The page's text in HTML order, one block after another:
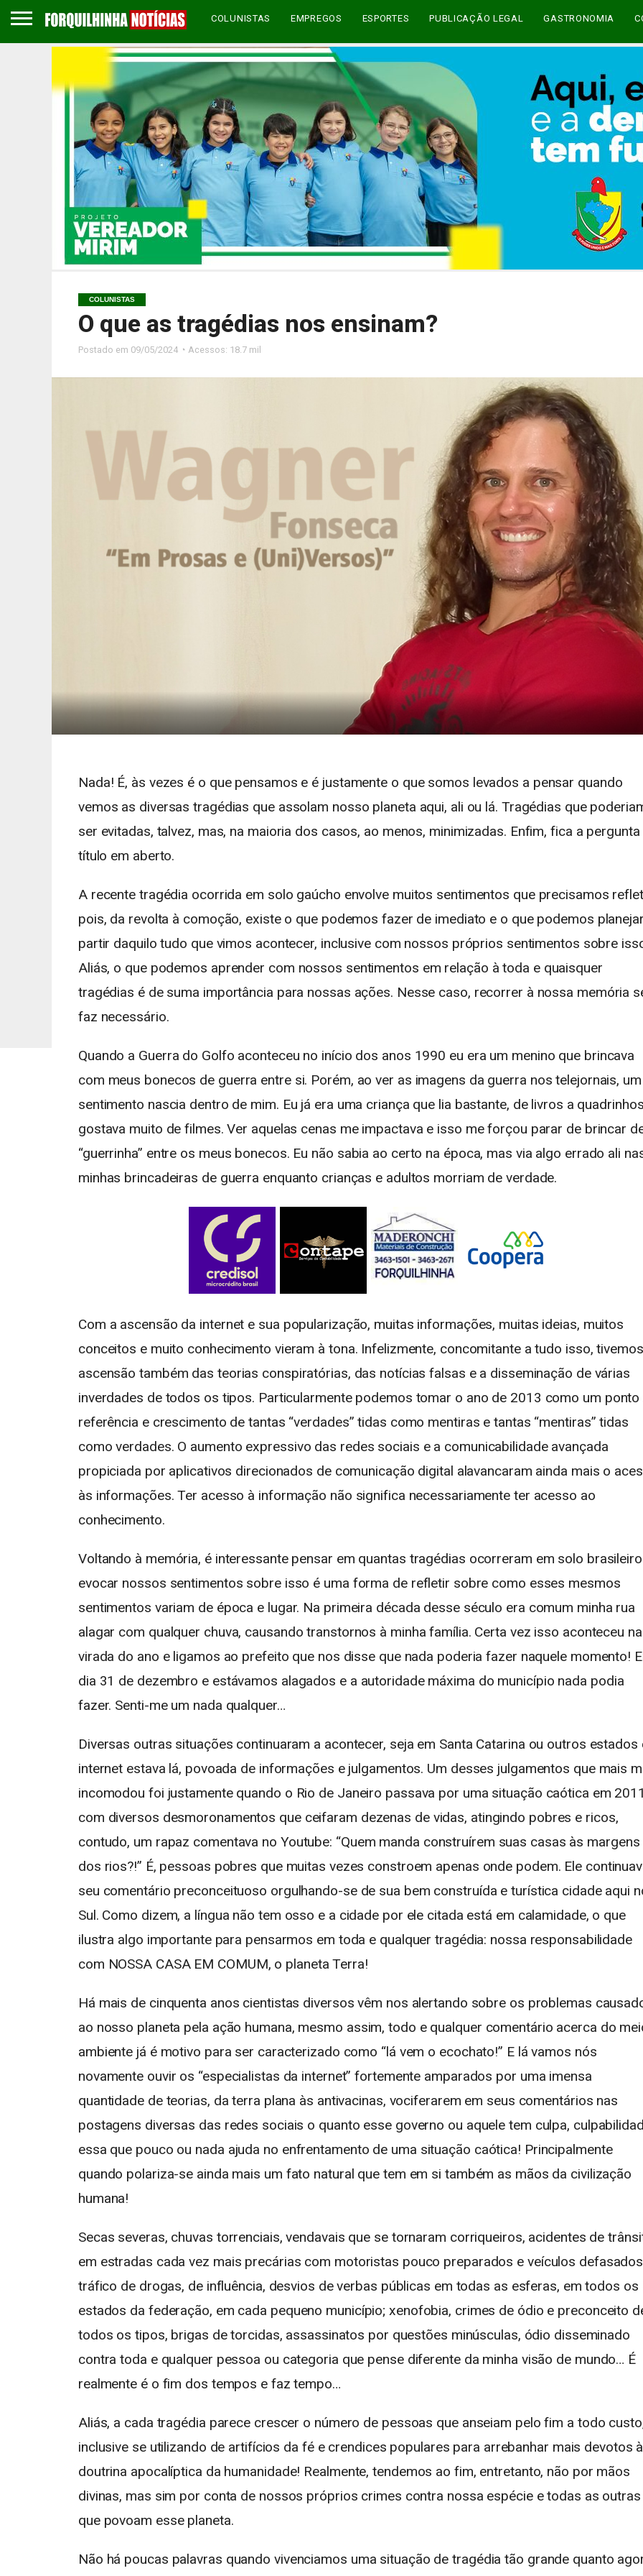
COLUNISTAS EMPREGOS ESPORTES PUBLICAÇÃO LEGAL GASTRONOMIA
COLUNISTAS
O que as tragédias nos ensinam?
Postado em 09/05/2024 ◔ Acessos: 18.7 mil
Nada! É, às vezes é o que pensamos e é justamente o que somos levados a pensar quando
vemos as diversas tragédias que assolam nosso planeta aqui, ali ou lá. Tragédias que
ser evitadas, talvez, mas, na maioria dos casos, ao menos, minimizadas. Enfim, fica a pergunta
título em aberto.
A recente tragédia ocorrida em solo gaúcho envolve muitos sentimentos que precisamos
pois, da revolta à comoção, existe o que podemos fazer de imediato e o que podemos
partir daquilo tudo que vimos acontecer, inclusive com nossos próprios sentimentos sobre
Aliás, o que podemos aprender com nossos sentimentos em relação à toda e quaisquer
tragédias é de suma importância para nossas ações. Nesse caso, recorrer à nossa memória
faz necessário.
Quando a Guerra do Golfo aconteceu no início dos anos 1990 eu era um menino que brincava
com meus bonecos de guerra entre si. Porém, ao ver as imagens da guerra nos telejornais, um
sentimento nascia dentro de mim. Eu já era uma criança que lia bastante, de livros a
gostava muito de filmes. Ver aquelas cenas me impactava e isso me forçou parar de brincar
“guerrinha” entre os meus bonecos. Eu não sabia ao certo na época, mas via algo errado ali
minhas brincadeiras de guerra enquanto crianças e adultos morriam de verdade.
Com a ascensão da internet e sua popularização, muitas informações, muitas ideias, muitos
conceitos e muito conhecimento vieram à tona. Infelizmente, concomitante a tudo isso,
ascensão também das teorias conspiratórias, das notícias falsas e a disseminação de várias
inverdades de todos os tipos. Particularmente podemos tomar o ano de 2013 como um ponto
referência e crescimento de tantas “verdades” tidas como mentiras e tantas “mentiras” tidas
como verdades. O aumento expressivo das redes sociais e a comunicabilidade avançada
propiciada por aplicativos direcionados de comunicação digital alavancaram ainda mais o
às informações. Ter acesso à informação não significa necessariamente ter acesso ao
conhecimento.
Voltando à memória, é interessante pensar em quantas tragédias ocorreram em solo
evocar nossos sentimentos sobre isso é uma forma de refletir sobre como esses mesmos
sentimentos variam de época e lugar. Na primeira década desse século era comum minha rua
alagar com qualquer chuva, causando transtornos à minha família. Certa vez isso aconteceu na
virada do ano e ligamos ao prefeito que nos disse que nada poderia fazer naquele momento!
dia 31 de dezembro e estávamos alagados e a autoridade máxima do município nada podia
fazer. Senti-me um nada qualquer…
Diversas outras situações continuaram a acontecer, seja em Santa Catarina ou outros estados
internet estava lá, povoada de informações e julgamentos. Um desses julgamentos que mais
incomodou foi justamente quando o Rio de Janeiro passava por uma situação caótica em 2011
com diversos desmoronamentos que ceifaram dezenas de vidas, atingindo pobres e ricos,
contudo, um rapaz comentava no Youtube: “Quem manda construírem suas casas às margens
dos rios?!” É, pessoas pobres que muitas vezes constroem apenas onde podem. Ele
seu comentário preconceituoso orgulhando-se de sua bem construída e turística cidade aqui
Sul. Como dizem, a língua não tem osso e a cidade por ele citada está em calamidade, o que
ilustra algo importante para pensarmos em toda e qualquer tragédia: nossa responsabilidade
com NOSSA CASA EM COMUM, o planeta Terra!
Há mais de cinquenta anos cientistas diversos vêm nos alertando sobre os problemas
ao nosso planeta pela ação humana, mesmo assim, todo e qualquer comentário acerca do
ambiente já é motivo para ser caracterizado como “lá vem o ecochato!” E lá vamos nós
novamente ouvir os “especialistas da internet” fortemente amparados por uma imensa
quantidade de teorias, da terra plana às antivacinas, vociferarem em seus comentários nas
postagens diversas das redes sociais o quanto esse governo ou aquele tem culpa,
essa que pouco ou nada ajuda no enfrentamento de uma situação caótica! Principalmente
quando polariza-se ainda mais um fato natural que tem em si também as mãos da civilização
humana!
Secas severas, chuvas torrenciais, vendavais que se tornaram corriqueiros, acidentes de
em estradas cada vez mais precárias com motoristas pouco preparados e veículos
tráfico de drogas, de influência, desvios de verbas públicas em todas as esferas, em todos os
estados da federação, em cada pequeno município; xenofobia, crimes de ódio e preconceito
todos os tipos, brigas de torcidas, assassinatos por questões minúsculas, ódio disseminado
contra toda e qualquer pessoa ou categoria que pense diferente da minha visão de mundo… É
realmente é o fim dos tempos e faz tempo…
Aliás, a cada tragédia parece crescer o número de pessoas que anseiam pelo fim a todo
inclusive se utilizando de artifícios da fé e crendices populares para arrebanhar mais devotos à
doutrina apocalíptica da humanidade! Realmente, tendemos ao fim, entretanto, não por mãos
divinas, mas sim por conta de nossos próprios crimes contra nossa espécie e todas as outras
que povoam esse planeta.
Não há poucas palavras quando vivenciamos uma situação de tragédia tão grande quanto